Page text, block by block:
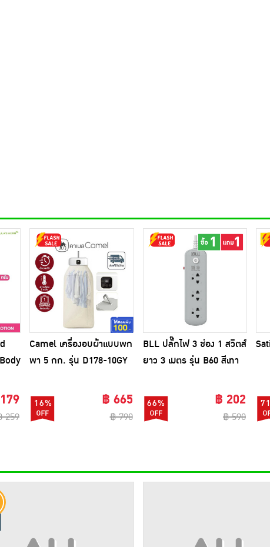
259
Camel เครื่องอบผ้าแบบพก
พา 5 กก. รุ่น D178-10GY
16% ฿ 665
฿ 790
BLL ปลั๊กไฟ 3 ช่อง 1 สวิตส์
ยาว 3 เมตร รุ่น B60 สีเทา
66% ฿ 202
฿ 590